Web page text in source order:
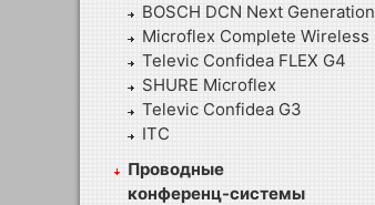
BOSCH DCN Next Generation
Microflex Complete Wireless
Televic Confidea FLEX G4
SHURE Microflex
Televic Confidea G3
ITC
Проводные
конференц-системы